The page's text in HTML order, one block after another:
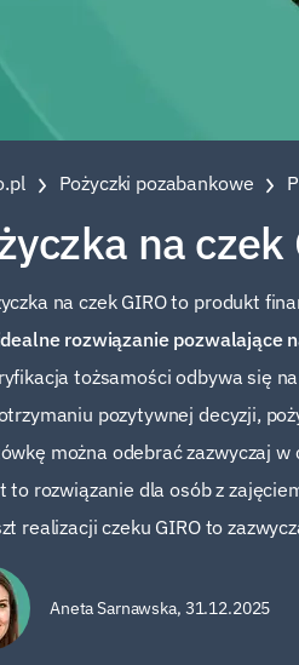
Pożyczki pozabankowe
na
na czek GIRO to produkt
rozwiązanie pozwalające
tożsamości odbywa się
pozytywnej decyzji,
można odebrać zazwyczaj
to rozwiązanie dla osób z
realizacji czeku GIRO to
Aneta Sarnawska, 31.12.2025